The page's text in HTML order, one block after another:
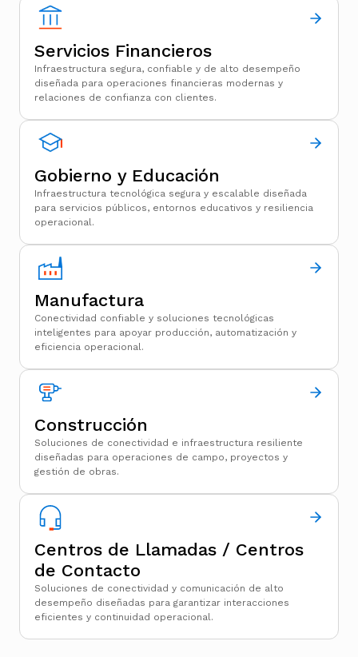
Servicios Financieros
Infraestructura segura, confiable y de alto desempeño
diseñada para operaciones financieras modernas y
relaciones de confianza con clientes.
Gobierno y Educación
Infraestructura tecnológica segura y escalable diseñada
para servicios públicos, entornos educativos y resiliencia
operacional.
Manufactura
Conectividad confiable y soluciones tecnológicas
inteligentes para apoyar producción, automatización y
eficiencia operacional.
Construcción
Soluciones de conectividad e infraestructura resiliente
diseñadas para operaciones de campo, proyectos y
gestión de obras.
Centros de Llamadas / Centros
de Contacto
Soluciones de conectividad y comunicación de alto
desempeño diseñadas para garantizar interacciones
eficientes y continuidad operacional.